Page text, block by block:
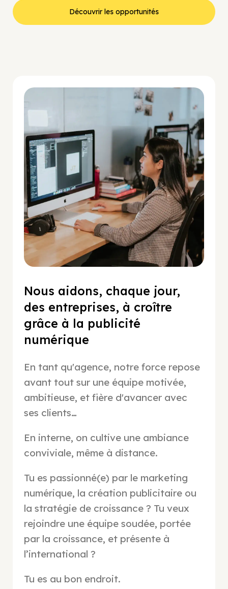
Découvrir les opportunités
Nous aidons, chaque jour,
des entreprises, à croître
grâce à la publicité
numérique
En tant qu'agence, notre force repose
avant tout sur une équipe motivée,
ambitieuse, et fière d'avancer avec
ses clients…
En interne, on cultive une ambiance
conviviale, même à distance.
Tu es passionné(e) par le marketing
numérique, la création publicitaire ou
la stratégie de croissance ? Tu veux
rejoindre une équipe soudée, portée
par la croissance, et présente à
l’international ?
Tu es au bon endroit.